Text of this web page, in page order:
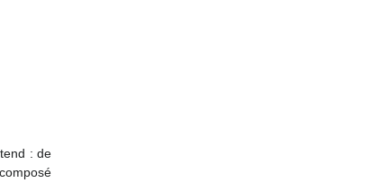
: de